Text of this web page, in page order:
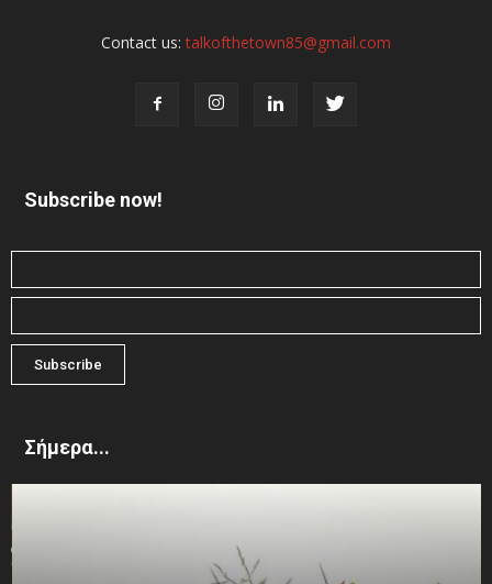
Contact us:talkofthetown85@gmail.com
Subscribe now!
Σήμερα...